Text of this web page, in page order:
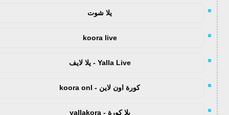
يلا شوت
koora live
Yalla Live - يلا لايف
كورة اون لاين - koora onl
يلا كورة - yallakora